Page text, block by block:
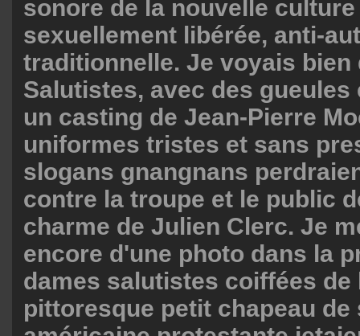
sonore de la nouvelle
sexuellement libérée, anti-
traditionnelle. Je voyais bien
Salutistes, avec des gueules
un casting de Jean-Pierre
uniformes tristes et sans
slogans gnangnans
contre la troupe et le public
charme de Julien Clerc. Je
encore d'une photo dans la
dames salutistes coiffées de
pittoresque petit chapeau de